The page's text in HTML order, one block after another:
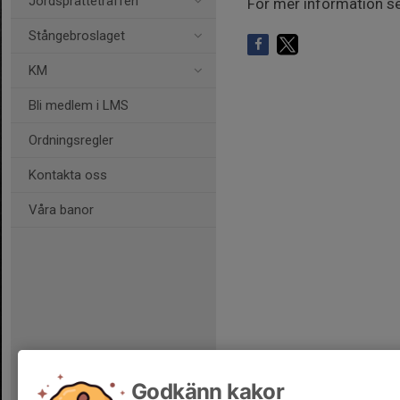
Stångebroslaget
KM
Bli medlem i LMS
Ordningsregler
Kontakta oss
Våra banor
För mer information
Godkänn kakor